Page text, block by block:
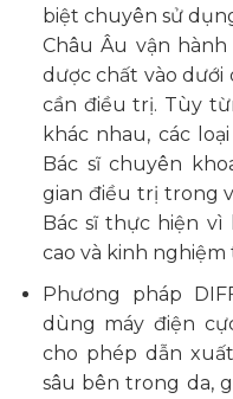
biệt chuyên sử
Châu Âu vận
dược chất vào dưới
cần điều trị. Tùy
khác nhau, các
Bác sĩ chuyên
gian điều trị trong
Bác sĩ thực hiện
cao và kinh nghiệm
Phương pháp
dùng máy điện
cho phép dẫn
sâu bên trong da,